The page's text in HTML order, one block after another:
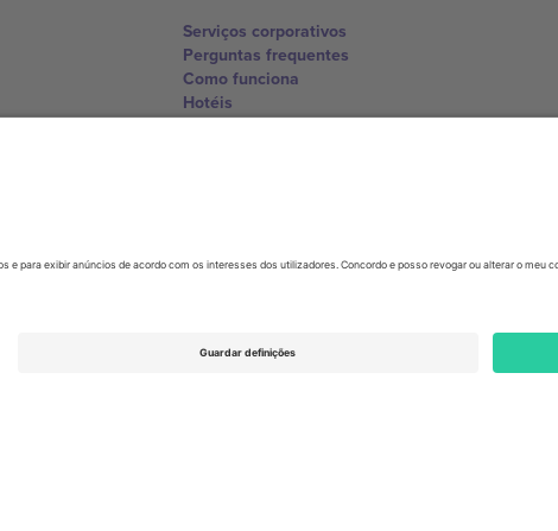
Serviços corporativos
Perguntas frequentes
Como funciona
Hotéis
Central da Copa do Mundo